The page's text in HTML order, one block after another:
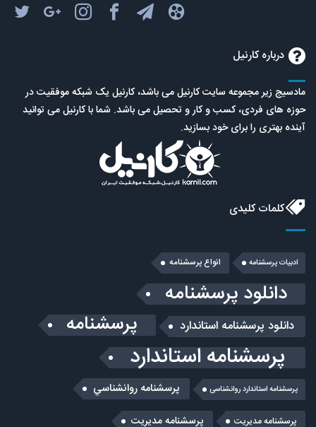
درباره کارنیل
مادسیج زیر مجموعه سایت کارنیل می باشد، کارنیل یک شبکه موفقیت در
حوزه های فردی، کسب و کار و تحصیل می باشد. شما با کارنیل می توانید
آینده بهتری را برای خود بسازید.
کلمات کلیدی
ادبیات پرسشنامه انواع پرسشنامه
دانلود پرسشنامه
دانلود پرسشنامه استاندارد پرسشنامه
پرسشنامه استاندارد
پرسشنامه استاندارد روانشناسی پرسشنامه روانشناسي
پرسشنامه مديريت پرسشنامه مدیریت